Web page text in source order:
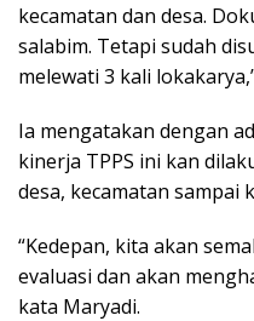
kecamatan dan desa.
salabim. Tetapi sudah
melewati 3 kali
Ia mengatakan dengan
kinerja TPPS ini kan
desa, kecamatan sampai
“Kedepan, kita akan
evaluasi dan akan
kata Maryadi.